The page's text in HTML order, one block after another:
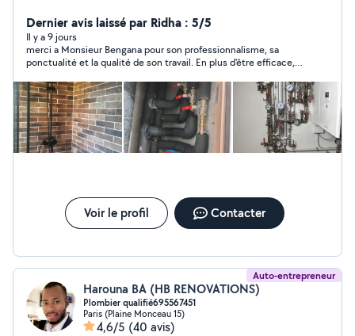
-Évier cuisine - baignoire - douche Robinet -mitigeur -
chauffe eau / alimentation machine a laver - cuivre -pvc -
PER - multicouche - évacuation -réparation toute fuite
d'eau Débouchage WC - évier cuisine - lavabo -
baignoire - douche
Dernier avis laissé par Ridha : 5/5
Il y a 9 jours
merci a Monsieur Bengana pour son professionnalisme, sa
ponctualité et la qualité de son travail. En plus d'être efficace, il
hésitation !
Voir le profil Contacter
Auto-entrepreneur
Harouna BA (HB RENOVATIONS)
Plombier qualifié695567451
Paris (Plaine Monceau 15)
4,6/5 (40 avis)